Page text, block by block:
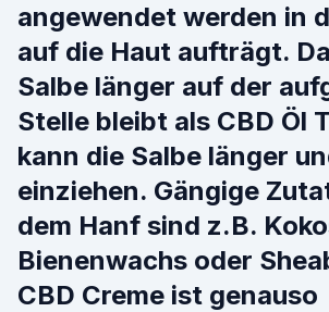
angewendet werden in
auf die Haut aufträgt.
Salbe länger auf der
Stelle bleibt als CBD Öl
kann die Salbe länger
einziehen. Gängige
dem Hanf sind z.B.
Bienenwachs oder
CBD Creme ist genauso